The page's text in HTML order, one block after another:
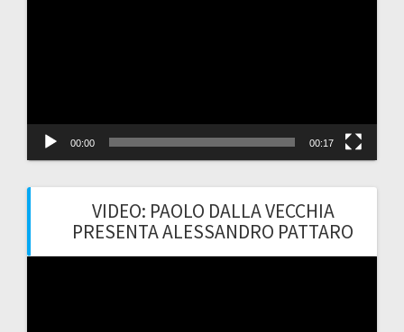
00:00 00:17
VIDEO: PAOLO DALLA VECCHIA
PRESENTA ALESSANDRO PATTARO